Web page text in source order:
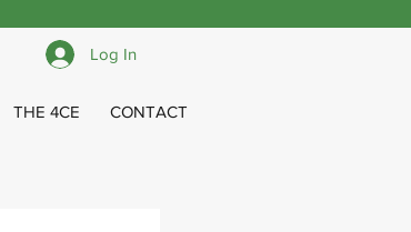
Log In
THE 4CE CONTACT